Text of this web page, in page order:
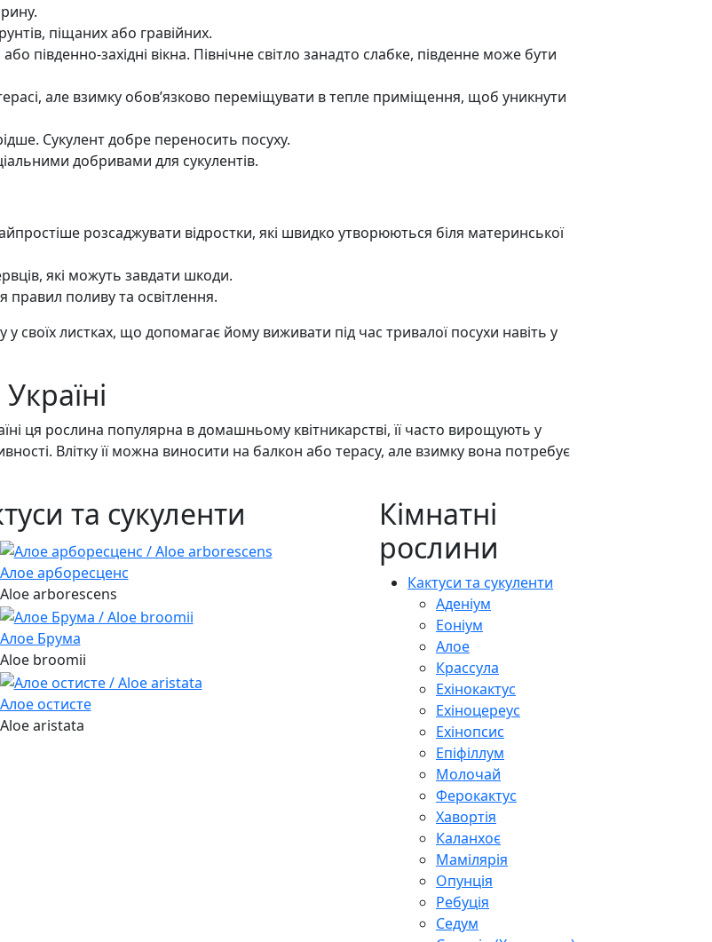
піщаних або гравійних.
південно-західні вікна. Північне світло занадто слабке, південне може бути
але взимку обов’язково переміщувати в тепле приміщення, щоб уникнути
Сукулент добре переносить посуху.
добривами для сукулентів.
розсаджувати відростки, які швидко утворюються біля материнської
які можуть завдати шкоди.
поливу та освітлення.
своїх листках, що допомагає йому виживати під час тривалої посухи навіть у
ця рослина популярна в домашньому квітникарстві, її часто вирощують у
Влітку її можна виносити на балкон або терасу, але взимку вона потребує
та сукуленти
Алое арборесценс
Aloe arborescens
Алое Брума
Aloe broomii
Алое остисте
Aloe aristata
Кімнатні
рослини
Кактуси та сукуленти
Аденіум
Еоніум
Алое
Крассула
Ехінокактус
Ехіноцереус
Ехінопсис
Епіфіллум
Молочай
Ферокактус
Хавортія
Каланхоє
Мамілярія
Опунція
Ребуція
Седум